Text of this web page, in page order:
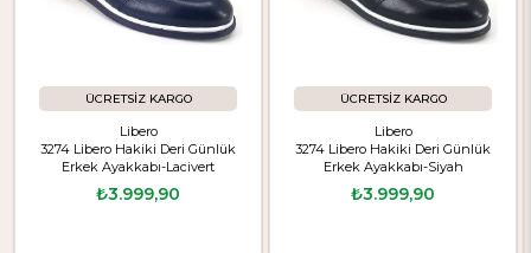
Libero
3274 Libero Hakiki Deri Günlük
Erkek Ayakkabı-Lacivert
₺3.999,90
ÜCRETSIZ KARGO
Libero
3274 Libero Hakiki Deri Günlük
Erkek Ayakkabı-Siyah
₺3.999,90
ÜCRETSIZ KARGO